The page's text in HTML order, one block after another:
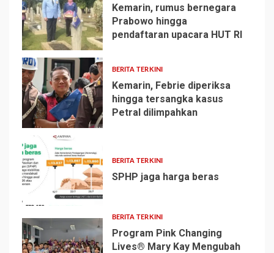
1
Kemarin, rumus bernegara
Prabowo hingga
pendaftaran upacara HUT RI
2
BERITA TERKINI
Kemarin, Febrie diperiksa
hingga tersangka kasus
Petral dilimpahkan
BERITA TERKINI
SPHP jaga harga beras
BERITA TERKINI
Program Pink Changing
Lives® Mary Kay Mengubah